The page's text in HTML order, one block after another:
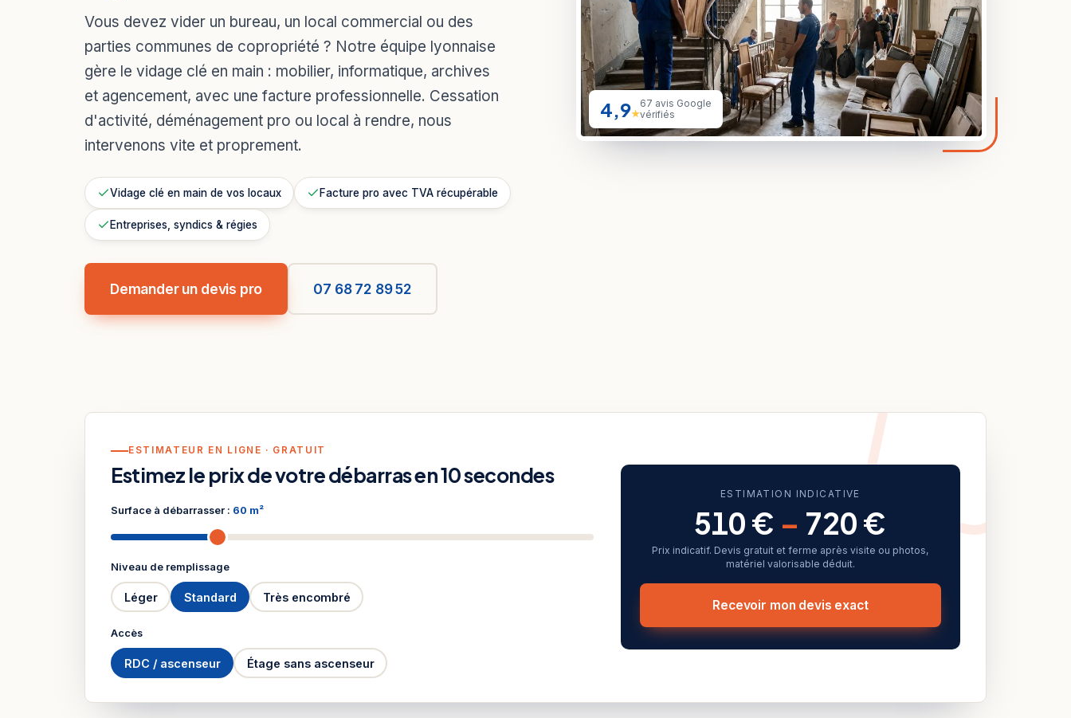
Vous devez vider un bureau, un local commercial ou des
parties communes de copropriété ? Notre équipe lyonnaise
gère le vidage clé en main : mobilier, informatique, archives
et agencement, avec une facture professionnelle. Cessation
d'activité, déménagement pro ou local à rendre, nous
intervenons vite et proprement.
Vidage clé en main de vos locaux Facture pro avec TVA récupérable
Entreprises, syndics & régies
Demander un devis pro 07 68 72 89 52
4,9★
67 avis Google
vérifiés
ESTIMATEUR EN LIGNE · GRATUIT
Estimez le prix de votre débarras en 10 secondes
Surface à débarrasser : 60 m²
Niveau de remplissage
Léger Standard Très encombré
Accès
RDC / ascenseur Étage sans ascenseur
ESTIMATION INDICATIVE
510 € – 720 €
Prix indicatif. Devis gratuit et ferme après visite ou photos,
matériel valorisable déduit.
Recevoir mon devis exact